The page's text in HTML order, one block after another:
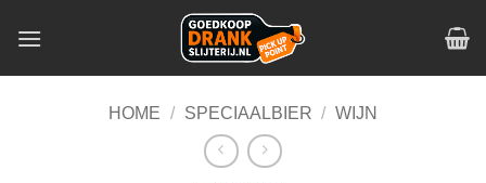
HOME / SPECIAALBIER / WIJN